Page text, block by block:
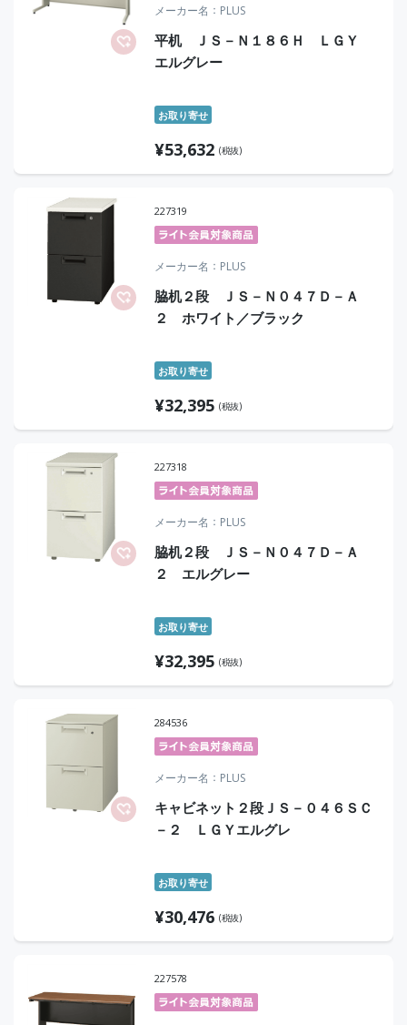
メーカー名 PLUS
平机 ＪＳ－Ｎ１８６Ｈ ＬＧＹ
エルグレー
お取り寄せ
¥53,632 (税抜)
227319
メーカー名 PLUS
脇机２段 ＪＳ－Ｎ０４７Ｄ－Ａ
２ ホワイト／ブラック
お取り寄せ
¥32,395 (税抜)
227318
メーカー名 PLUS
脇机２段 ＪＳ－Ｎ０４７Ｄ－Ａ
２ エルグレー
お取り寄せ
¥32,395 (税抜)
284536
メーカー名 PLUS
キャビネット２段ＪＳ－０４６ＳＣ
－２ ＬＧＹエルグレ
お取り寄せ
¥30,476 (税抜)
227578